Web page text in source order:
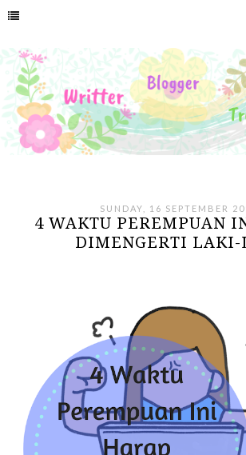
SUNDAY, 16 SEPTEMBER
4 WAKTU PEREMPUAN
DIMENGERTI